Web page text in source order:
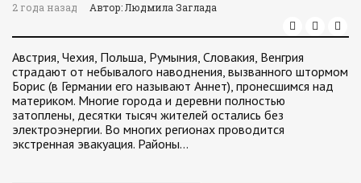
2 года назад Автор: Людмила Заглада
Австрия, Чехия, Польша, Румыния, Словакия, Венгрия
страдают от небывалого наводнения, вызванного штормом
Борис (в Германии его называют Аннет), пронесшимся над
материком. Многие города и деревни полностью
затоплены, десятки тысяч жителей остались без
электроэнергии. Во многих регионах проводится
экстренная эвакуация. Районы…